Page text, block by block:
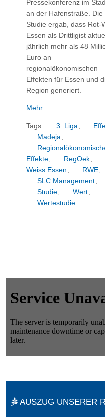
Pressekonferenz im
an der Hafenstraße. Die
Studie ergab, dass Rot-
Essen als Drittligist aktuell
jährlich mehr als 48
Euro an
regionalökonomischen
Effekten für Essen und
Region generiert.
Mehr...
Tags: 3. Liga
Madeja
Effekte
RegOek
Weiss Essen
RWE
SLC Management
Studie
Wert
Wertestudie
AUSZUG UNSERER